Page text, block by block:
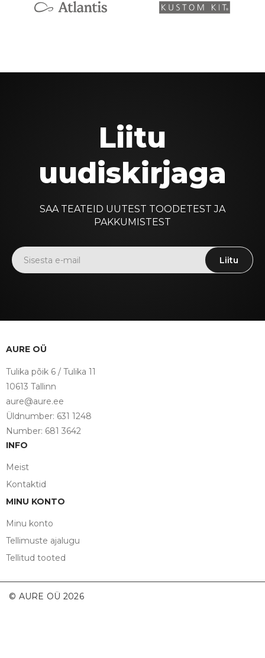
Liitu
uudiskirjaga
SAA TEATEID UUTEST TOODETEST JA
PAKKUMISTEST
Liitu
AURE OÜ
Tulika põik 6 / Tulika 11
10613 Tallinn
aure@aure.ee
Üldnumber: 631 1248
Number: 681 3642
INFO
Meist
Kontaktid
MINU KONTO
Minu konto
Tellimuste ajalugu
Tellitud tooted
© AURE OÜ 2026